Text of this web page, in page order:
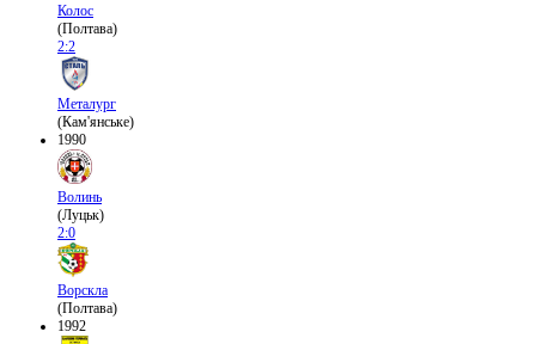
Колос
(Полтава)
2:2
Металург
(Кам'янське)
1990
Волинь
(Луцьк)
2:0
Ворскла
(Полтава)
1992